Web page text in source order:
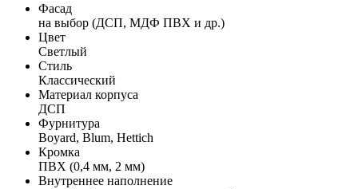
Фасад
на выбор (ДСП, МДФ ПВХ и др.)
Цвет
Светлый
Стиль
Классический
Материал корпуса
ДСП
Фурнитура
Boyard, Blum, Hettich
Кромка
ПВХ (0,4 мм, 2 мм)
Внутреннее наполнение